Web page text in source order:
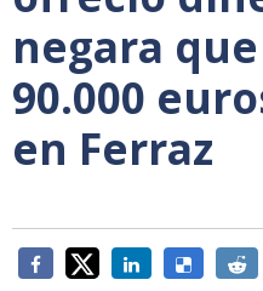
negara
90.000
en Ferraz